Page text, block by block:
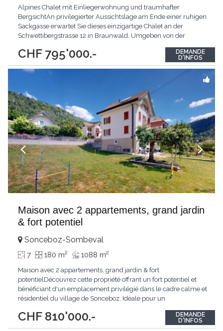
CHF 795'000.-
Alpines Chalet mit Einliegerwohnung und traumhafter
BergsichtAn privilegierter Aussichtslage am Ende einer ruhigen
Sackgasse erwartet Sie dieses einzigartige Chalet an der
Schwettibergstrasse 12 in Braunwald. Umgeben von der
Ruhe, viel Privatsphäre und einen unverbaubaren Weitblick
über die alpine Landschaft. Nur wenige Gehminuten vom
Dorfladen
DEMANDE
D'INFOS
Maison avec 2 appartements, grand jardin
& fort potentiel
CHF 810'000.-
Sonceboz-Sombeval
7 180 m2 1088 m2
Maison avec 2 appartements, grand jardin & fort
potentielDécouvrez cette propriété offrant un fort potentiel et
bénéficiant d'un emplacement privilégié dans le cadre calme et
résidentiel du village de Sonceboz. Idéale pour un
multigénérationnelle, cette bâtisse est implantée sur un vaste
terrain de 1 088 m² agrémenté d'un...
DEMANDE
D'INFOS